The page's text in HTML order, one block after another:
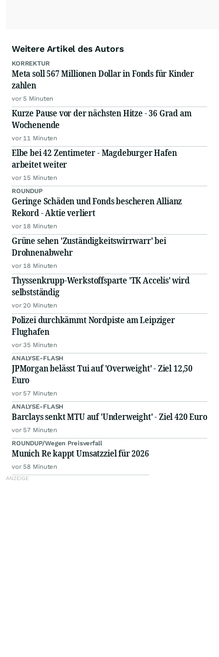
Weitere Artikel des Autors
KORREKTUR
Meta soll 567 Millionen Dollar in Fonds für Kinder
zahlen
vor 5 Minuten
Kurze Pause vor der nächsten Hitze - 36 Grad am
Wochenende
vor 11 Minuten
Elbe bei 42 Zentimeter - Magdeburger Hafen
arbeitet weiter
vor 15 Minuten
ROUNDUP
Geringe Schäden und Fonds bescheren Allianz
Rekord - Aktie verliert
vor 18 Minuten
Grüne sehen 'Zuständigkeitswirrwarr' bei
Drohnenabwehr
vor 18 Minuten
Thyssenkrupp-Werkstoffsparte 'TK Accelis' wird
selbstständig
vor 20 Minuten
Polizei durchkämmt Nordpiste am Leipziger
Flughafen
vor 35 Minuten
ANALYSE-FLASH
JPMorgan belässt Tui auf 'Overweight' - Ziel 12,50
Euro
vor 57 Minuten
ANALYSE-FLASH
Barclays senkt MTU auf 'Underweight' - Ziel 420 Euro
vor 57 Minuten
ROUNDUP/Wegen Preisverfall
Munich Re kappt Umsatzziel für 2026
vor 58 Minuten